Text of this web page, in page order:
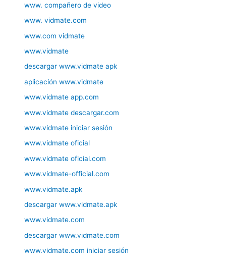
www. compañero de video
www. vidmate.com
www.com vidmate
www.vidmate
descargar www.vidmate apk
aplicación www.vidmate
www.vidmate app.com
www.vidmate descargar.com
www.vidmate iniciar sesión
www.vidmate oficial
www.vidmate oficial.com
www.vidmate-official.com
www.vidmate.apk
descargar www.vidmate.apk
www.vidmate.com
descargar www.vidmate.com
www.vidmate.com iniciar sesión